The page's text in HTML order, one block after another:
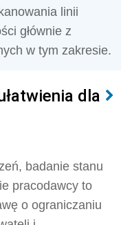
linii
głównie z
w tym zakresie.
dla
badanie stanu
pracodawcy to
o ograniczaniu